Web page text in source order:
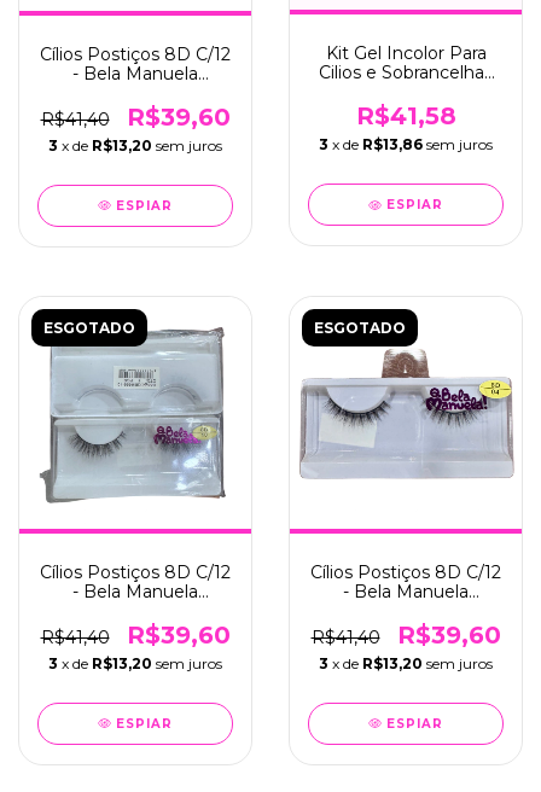
Cílios Postiços 8D C/12
- Bela Manuela
R$41,40
R$39,60
3 x de R$13,20 sem juros
ESPIAR
Kit Gel Incolor Para
Cilios e Sobrancelhas
(B168)
R$41,58
3 x de R$13,86 sem juros
ESPIAR
ESGOTADO
Cílios Postiços 8D C/12
- Bela Manuela
R$41,40
R$39,60
3 x de R$13,20 sem juros
ESPIAR
ESGOTADO
Cílios Postiços 8D C/12
- Bela Manuela
R$41,40
R$39,60
3 x de R$13,20 sem juros
ESPIAR